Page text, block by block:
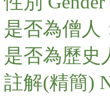
是否為僧人
是否為歷史
註解(精簡)